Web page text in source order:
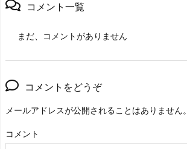
コメント一覧
まだ、コメントがありません
コメントをどうぞ
メールアドレスが公開されることはありません。
コメント